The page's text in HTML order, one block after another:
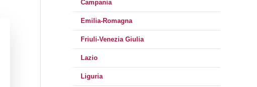
Campania
Emilia-Romagna
Friuli-Venezia Giulia
Lazio
Liguria